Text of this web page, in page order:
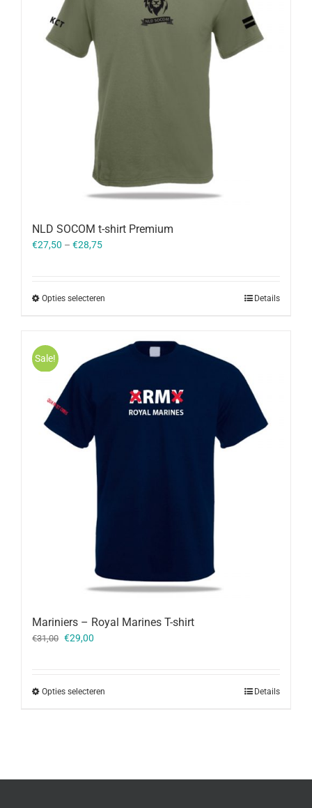
NLD SOCOM t-shirt Premium
€27,50 – €28,75
Opties selecteren Details
Sale!
Mariniers – Royal Marines T-shirt
€31,00 Oorspronkelijke
€29,00
Opties selecteren Details